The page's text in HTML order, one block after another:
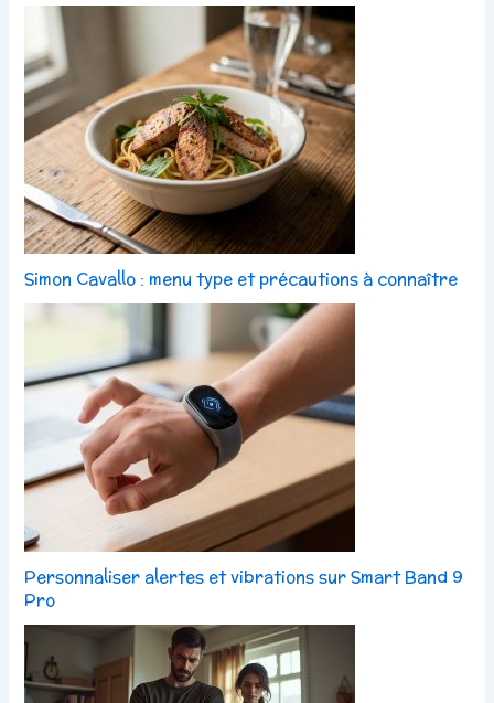
Simon Cavallo : menu type et précautions à connaître
Personnaliser alertes et vibrations sur Smart Band 9
Pro